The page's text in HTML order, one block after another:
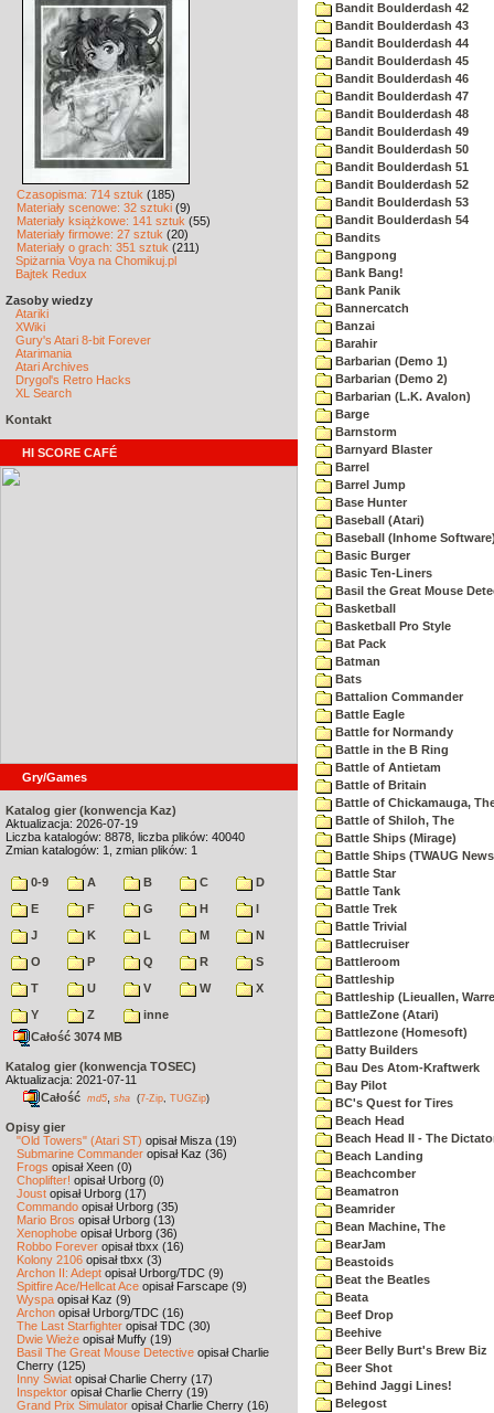
Czasopisma: 714 sztuk (185)
Materiały scenowe: 32 sztuki (9)
Materiały książkowe: 141 sztuk (55)
Materiały firmowe: 27 sztuk (20)
Materiały o grach: 351 sztuk (211)
Spiżarnia Voya na Chomikuj.pl
Bajtek Redux
Zasoby wiedzy
Atariki
XWiki
Gury's Atari 8-bit Forever
Atarimania
Atari Archives
Drygol's Retro Hacks
XL Search
Kontakt
HI SCORE CAFÉ
Gry/Games
Katalog gier (konwencja Kaz)
Aktualizacja: 2026-07-19
Liczba katalogów: 8878, liczba plików: 40040
Zmian katalogów: 1, zmian plików: 1
0-9 A B C
D
E
F G H
I
J
K L M
N
O
P Q R
S
T
U V W
X
Y
Z
inne
Całość 3074 MB
Katalog gier (konwencja TOSEC)
Aktualizacja: 2021-07-11
Całość md5 sha (7-Zip TUGZip)
Opisy gier
"Old Towers" (Atari ST) opisał Misza (19)
Submarine Commander opisał Kaz (36)
Frogs opisał Xeen (0)
Choplifter! opisał Urborg (0)
Joust opisał Urborg (17)
Commando opisał Urborg (35)
Mario Bros opisał Urborg (13)
Xenophobe opisał Urborg (36)
Robbo Forever opisał tbxx (16)
Kolony 2106 opisał tbxx (3)
Archon II: Adept opisał Urborg/TDC (9)
Spitfire Ace/Hellcat Ace opisał Farscape (9)
Wyspa opisał Kaz (9)
Archon opisał Urborg/TDC (16)
The Last Starfighter opisał TDC (30)
Dwie Wieże opisał Muffy (19)
Basil The Great Mouse Detective opisał Charlie
Cherry (125)
Inny Świat opisał Charlie Cherry (17)
Inspektor opisał Charlie Cherry (19)
Grand Prix Simulator opisał Charlie Cherry (16)
Bandit Boulderdash 42
Bandit Boulderdash 43
Bandit Boulderdash 44
Bandit Boulderdash 45
Bandit Boulderdash 46
Bandit Boulderdash 47
Bandit Boulderdash 48
Bandit Boulderdash 49
Bandit Boulderdash 50
Bandit Boulderdash 51
Bandit Boulderdash 52
Bandit Boulderdash 53
Bandit Boulderdash 54
Bandits
Bangpong
Bank Bang!
Bank Panik
Bannercatch
Banzai
Barahir
Barbarian (Demo 1)
Barbarian (Demo 2)
Barbarian (L.K. Avalon)
Barge
Barnstorm
Barnyard Blaster
Barrel
Barrel Jump
Base Hunter
Baseball (Atari)
Baseball (Inhome
Basic Burger
Basic Ten-Liners
Basil the Great Mouse
Basketball
Basketball Pro Style
Bat Pack
Batman
Bats
Battalion Commander
Battle Eagle
Battle for Normandy
Battle in the B Ring
Battle of Antietam
Battle of Britain
Battle of Chickamauga,
Battle of Shiloh, The
Battle Ships (Mirage)
Battle Ships (TWAUG
Battle Star
Battle Tank
Battle Trek
Battle Trivial
Battlecruiser
Battleroom
Battleship
Battleship (Lieuallen,
BattleZone (Atari)
Battlezone (Homesoft)
Batty Builders
Bau Des Atom-Kraftwerk
Bay Pilot
BC's Quest for Tires
Beach Head
Beach Head II - The
Beach Landing
Beachcomber
Beamatron
Beamrider
Bean Machine, The
BearJam
Beastoids
Beat the Beatles
Beata
Beef Drop
Beehive
Beer Belly Burt's Brew Biz
Beer Shot
Behind Jaggi Lines!
Belegost